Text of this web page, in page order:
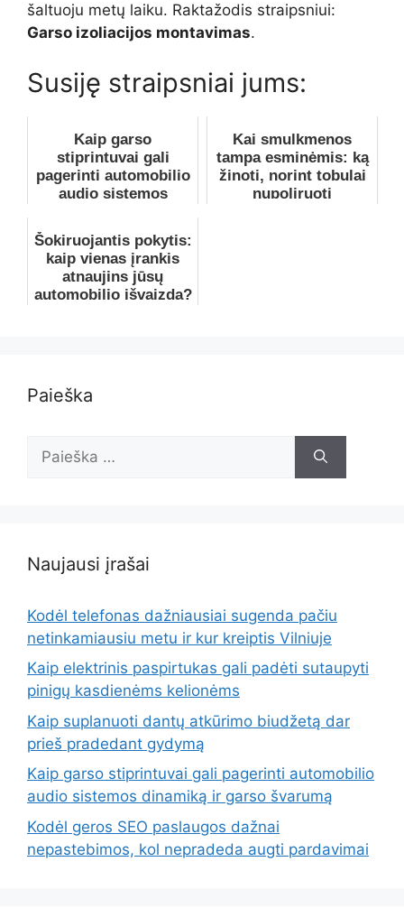
šaltuoju metų laiku. Raktažodis straipsniui:
Garso izoliacijos montavimas.
Susiję straipsniai jums:
Kaip garso
stiprintuvai gali
pagerinti automobilio
audio sistemos
Kai smulkmenos
tampa esminėmis: ką
žinoti, norint tobulai
nupoliruoti
Šokiruojantis pokytis:
kaip vienas įrankis
atnaujins jūsų
automobilio išvaizdą?
Paieška
Naujausi įrašai
Kodėl telefonas dažniausiai sugenda pačiu
netinkamiausiu metu ir kur kreiptis Vilniuje
Kaip elektrinis paspirtukas gali padėti sutaupyti
pinigų kasdienėms kelionėms
Kaip suplanuoti dantų atkūrimo biudžetą dar
prieš pradedant gydymą
Kaip garso stiprintuvai gali pagerinti automobilio
audio sistemos dinamiką ir garso švarumą
Kodėl geros SEO paslaugos dažnai
nepastebimos, kol nepradeda augti pardavimai